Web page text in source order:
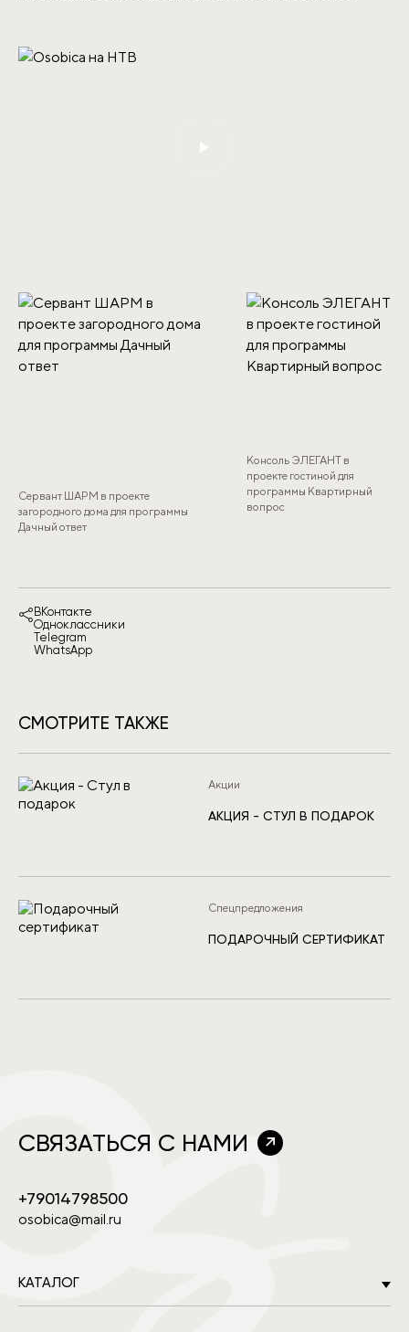
ВКонтакте
Одноклассники
Telegram
WhatsApp
Сервант ШАРМ в проекте
загородного дома для программы
Дачный ответ
Консоль ЭЛЕГАНТ в
проекте гостиной для
программы Квартирный
вопрос
СМОТРИТЕ ТАКЖЕ
Акции
АКЦИЯ - СТУЛ В ПОДАРОК
Спецпредложения
ПОДАРОЧНЫЙ СЕРТИФИКАТ
СВЯЗАТЬСЯ С НАМИ
+79014798500
osobica@mail.ru
КАТАЛОГ